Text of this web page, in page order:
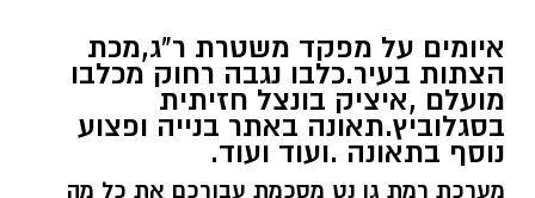
תגים:חדשות רמת גן
אולי יעניין אותך גם